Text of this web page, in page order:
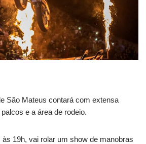
São Mateus contará com extensa
e a área de rodeio.
19h, vai rolar um show de manobras